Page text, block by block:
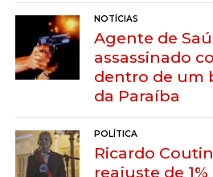
NOTÍCIAS
Agente de
assassinado
dentro de um
da Paraíba
POLÍTICA
Ricardo
reajuste de 1%